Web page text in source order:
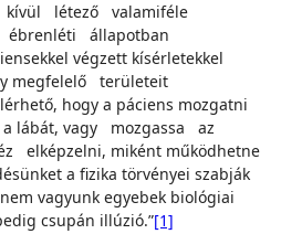
létező valamiféle
ébrenléti állapotban
végzett kísérletekkel
megfelelő területeit
hogy a páciens mozgatni
a lábát, vagy mozgassa az
elképzelni, miként működhetne
a fizika törvényei szabják
vagyunk egyebek biológiai
csupán illúzió.”[1]